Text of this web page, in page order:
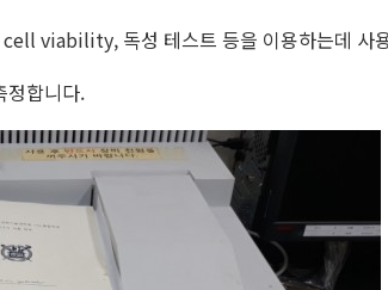
viability, 독성 테스트 등을 이용하는데 사
합니다.